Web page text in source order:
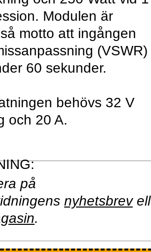
Modulen är
motto att ingången
(VSWR)
60 sekunder.
behövs 32 V
och 20 A.
på
nyhetsbrev
.